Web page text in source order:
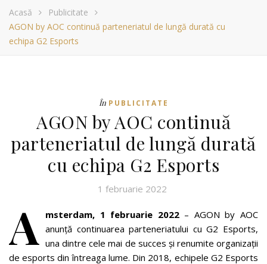
Acasă
Publicitate
AGON by AOC continuă parteneriatul de lungă durată cu
echipa G2 Esports
În PUBLICITATE
AGON by AOC continuă
parteneriatul de lungă durată
cu echipa G2 Esports
1 februarie 2022
A msterdam, 1 februarie 2022 – AGON by AOC
anunță continuarea parteneriatului cu G2 Esports,
una dintre cele mai de succes și renumite organizații
de esports din întreaga lume. Din 2018, echipele G2 Esports